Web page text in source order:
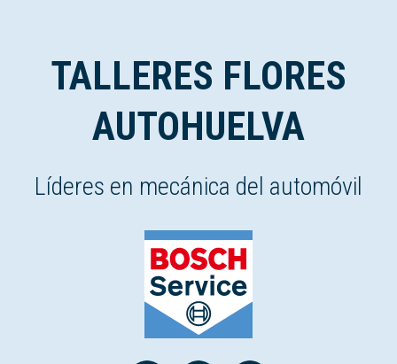
TALLERES FLORES
AUTOHUELVA
Líderes en mecánica del automóvil